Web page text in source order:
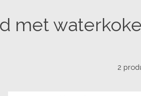
met
2